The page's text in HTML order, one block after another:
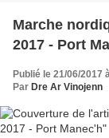
Marche
2017 - Port
Publié le 21/06/2017
Par Dre Ar Vinojenn